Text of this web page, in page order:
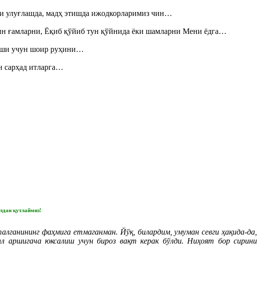
улуғлашда, мадҳ этишда ижодкорларимиз чин…
ғамларни, Ёқиб қўйиб тун қўйнида ёки шамларни Мени ёдга…
учун шоир руҳини…
сарҳад итларга…
қутлаймиз!
фаҳмига етмаганман. Йўқ, билардим, умуман севги ҳақида-да,
аршигача юксалиш учун бироз вақт керак бўлди. Ниҳоят бор сирини